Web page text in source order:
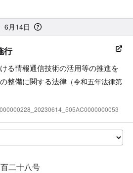
6月14日
行
る情報通信技術の活用等の推進を
整備に関する法律 （令和五年法律第
二十八号